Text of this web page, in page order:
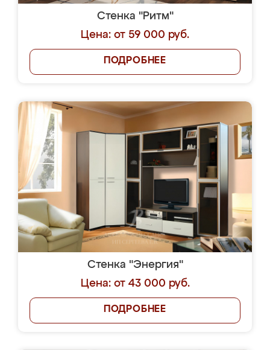
Стенка "Ритм"
Цена: от 59 000 руб.
ПОДРОБНЕЕ
Стенка "Энергия"
Цена: от 43 000 руб.
ПОДРОБНЕЕ